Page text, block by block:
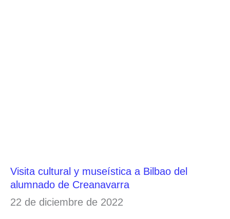
Visita cultural y museística a Bilbao del
alumnado de Creanavarra
22 de diciembre de 2022